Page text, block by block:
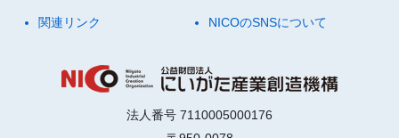
関連リンク NICOのSNSについて
法人番号 7110005000176